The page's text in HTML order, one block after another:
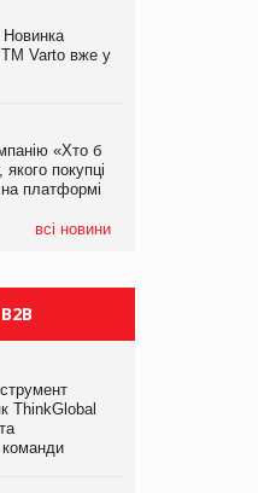
Новинка
ТМ Varto вже у
«Хто б
покупці
платформі
всі новини
Новинка
ТМ Varto вже у
«Хто б
покупці
платформі
дзвінки
ThinkGlobal
команди